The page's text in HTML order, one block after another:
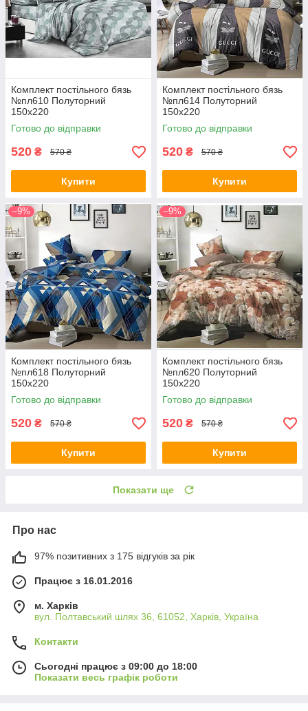
Комплект постільного бязь
№пл610 Полуторний
150х220
Готово до відправки
520 ₴ 570 ₴
Купити
Комплект постільного бязь
№пл614 Полуторний
150х220
Готово до відправки
520 ₴ 570 ₴
Купити
–9%
Комплект постільного бязь
№пл618 Полуторний
150х220
Готово до відправки
520 ₴ 570 ₴
Купити
–9%
Комплект постільного бязь
№пл620 Полуторний
150х220
Готово до відправки
520 ₴ 570 ₴
Купити
Показати ще
Про нас
97% позитивних з 175 відгуків за рік
Працює з 16.01.2016
м. Харків
вул. Полтавський шлях 36, 61052, Харків, Україна
Контакти
Сьогодні працює з 09:00 до 18:00
Показати весь графік роботи